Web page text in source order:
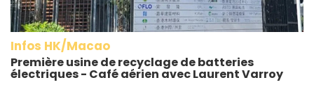
Infos HK/Macao
Première usine de recyclage de batteries
électriques - Café aérien avec Laurent Varroy